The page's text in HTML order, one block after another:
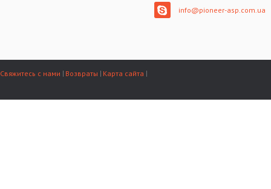
info@pioneer-asp.com.ua
Свяжитесь с нами Возвраты Карта сайта